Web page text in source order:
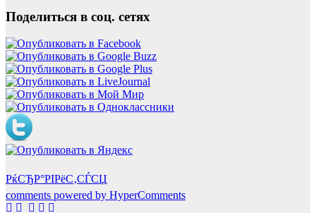
Поделиться в соц. сетях
РќСЂР°РІРёС‚СЃСЏ
comments powered by HyperComments